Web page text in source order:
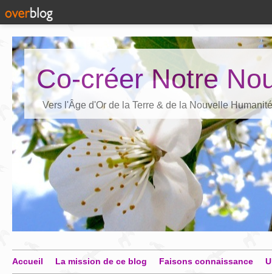
Co-créer Notre
Vers l'Âge d'Or de la Terre & de la Nouvelle Humanité
Accueil La mission de ce blog Faisons connaissance